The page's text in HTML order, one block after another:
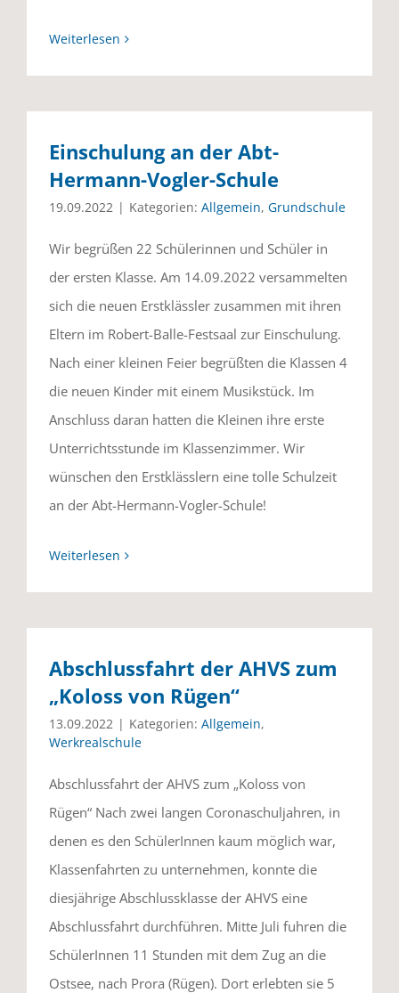
Weiterlesen
Einschulung an der Abt-
Hermann-Vogler-Schule
19.09.2022 | Kategorien: Allgemein, Grundschule
Wir begrüßen 22 Schülerinnen und Schüler in
der ersten Klasse. Am 14.09.2022 versammelten
sich die neuen Erstklässler zusammen mit ihren
Eltern im Robert-Balle-Festsaal zur Einschulung.
Nach einer kleinen Feier begrüßten die Klassen 4
die neuen Kinder mit einem Musikstück. Im
Anschluss daran hatten die Kleinen ihre erste
Unterrichtsstunde im Klassenzimmer. Wir
wünschen den Erstklässlern eine tolle Schulzeit
an der Abt-Hermann-Vogler-Schule!
Weiterlesen
Abschlussfahrt der AHVS zum
„Koloss von Rügen“
13.09.2022 | Kategorien: Allgemein,
Werkrealschule
Abschlussfahrt der AHVS zum „Koloss von
Rügen“ Nach zwei langen Coronaschuljahren, in
denen es den SchülerInnen kaum möglich war,
Klassenfahrten zu unternehmen, konnte die
diesjährige Abschlussklasse der AHVS eine
Abschlussfahrt durchführen. Mitte Juli fuhren die
SchülerInnen 11 Stunden mit dem Zug an die
Ostsee, nach Prora (Rügen). Dort erlebten sie 5